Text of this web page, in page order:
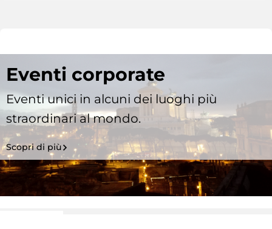
Eventi corporate
Eventi unici in alcuni dei luoghi più
straordinari al mondo.
Scopri di più